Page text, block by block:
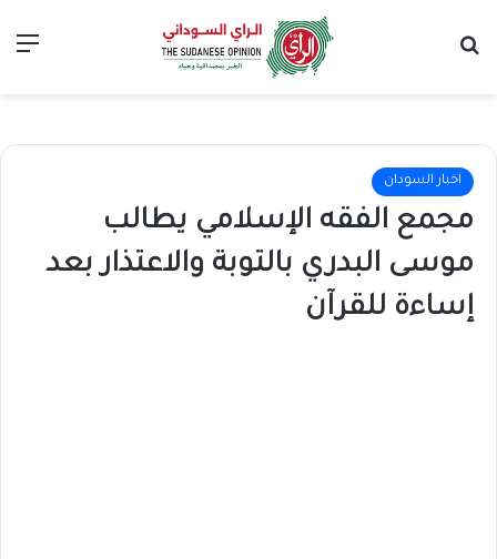
اخبار السودان
مجمع الفقه الإسلامي يطالب
موسى البدري بالتوبة والاعتذار بعد
إساءة للقرآن